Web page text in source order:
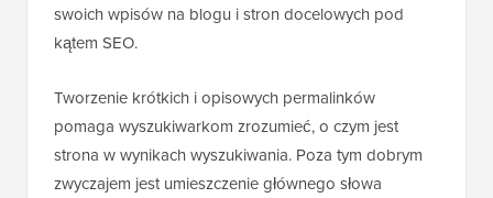
swoich wpisów na blogu i stron docelowych pod
kątem SEO.
Tworzenie krótkich i opisowych permalinków
pomaga wyszukiwarkom zrozumieć, o czym jest
strona w wynikach wyszukiwania. Poza tym dobrym
zwyczajem jest umieszczenie głównego słowa